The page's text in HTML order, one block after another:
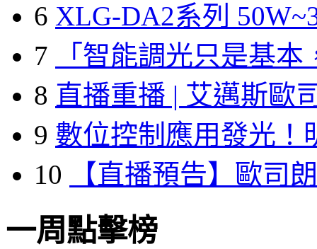
6 XLG-DA2系列
7
「智能調光只是基本
8 直播重播 | 艾邁斯歐
9 數位控制應用發光！
10
【直播預告】歐司
一周點擊榜